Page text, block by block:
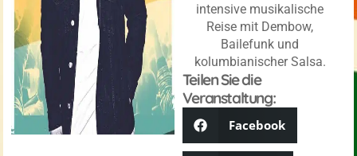
intensive musikalische
Reise mit Dembow,
Bailefunk und
kolumbianischer Salsa.
Teilen Sie die
Veranstaltung:
Facebook